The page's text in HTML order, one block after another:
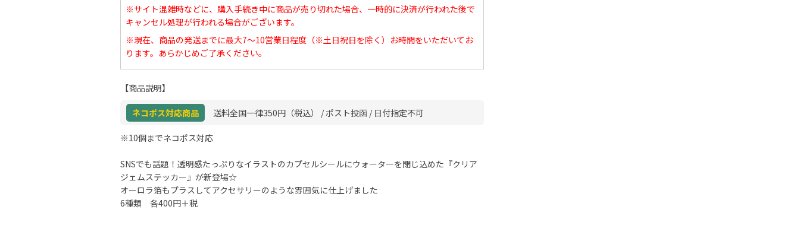
※サイト混雑時などに、購入手続き中に商品が売り切れた場合、一時的に決済が行われた後で
キャンセル処理が行われる場合がございます。
※現在、商品の発送までに最大7～10営業日程度（※土日祝日を除く）お時間をいただいてお
ります。あらかじめご了承ください。
【商品説明】
ネコポス対応商品 送料全国一律350円（税込） / ポスト投函 / 日付指定不可
※10個までネコポス対応
SNSでも話題！透明感たっぷりなイラストのカプセルシールにウォーターを閉じ込めた『クリア
ジェムステッカー』が新登場☆
オーロラ箔もプラスしてアクセサリーのような雰囲気に仕上げました
6種類 各400円＋税